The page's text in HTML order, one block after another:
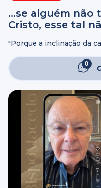
…se alguém não
Cristo, esse tal
"Porque a inclinação da
é inimizade contra Deus,
0